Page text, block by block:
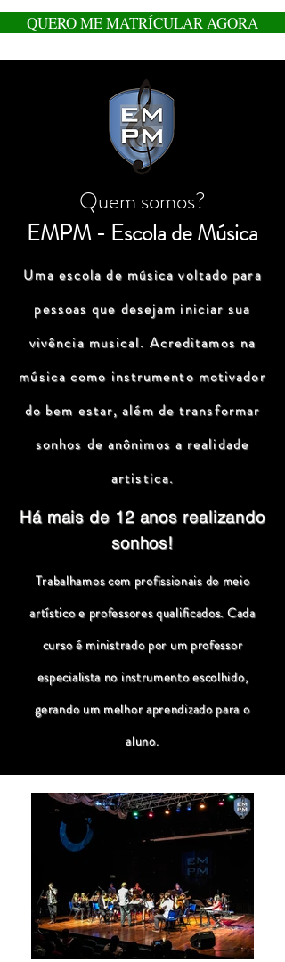
QUERO ME MATRÍCULAR AGORA
Quem somos?
EMPM - Escola de Música
Uma escola de música voltado para
pessoas que desejam iniciar sua
vivência musical. Acreditamos na
música como instrumento motivador
do bem estar, além de transformar
sonhos de anônimos a realidade
artistica.
Há mais de 12 anos realizando
sonhos!
Trabalhamos com profissionais do meio
artístico e professores qualificados. Cada
curso é ministrado por um professor
especialista no instrumento escolhido,
gerando um melhor aprendizado para o
aluno.